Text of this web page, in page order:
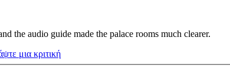
the audio guide made the palace rooms much clearer.
μια κριτική